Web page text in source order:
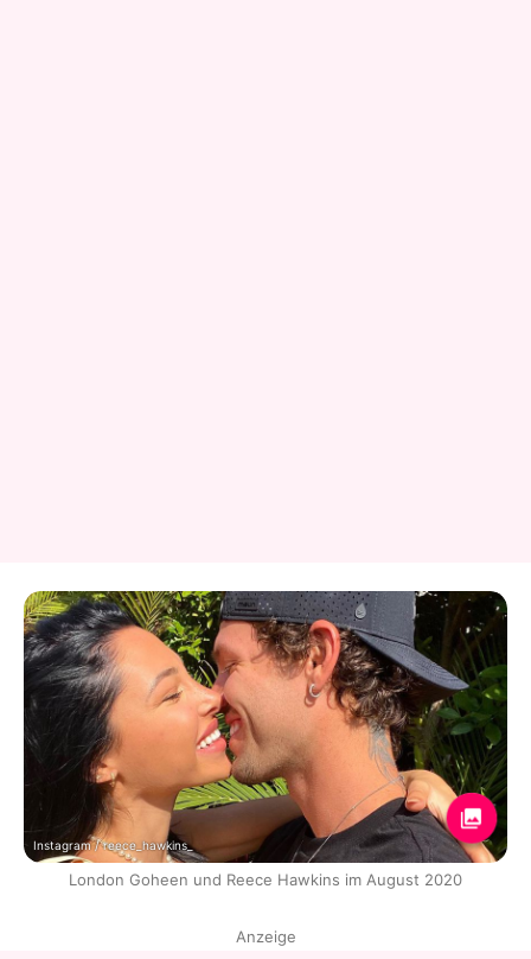
Instagram / reece_hawkins_
London Goheen und Reece Hawkins im August 2020
Anzeige